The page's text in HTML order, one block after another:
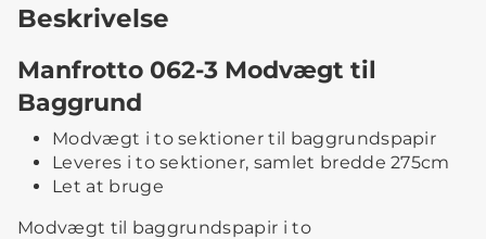
Beskrivelse
Manfrotto 062-3 Modvægt til
Baggrund
Modvægt i to sektioner til baggrundspapir
Leveres i to sektioner, samlet bredde 275cm
Let at bruge
Modvægt til baggrundspapir i to